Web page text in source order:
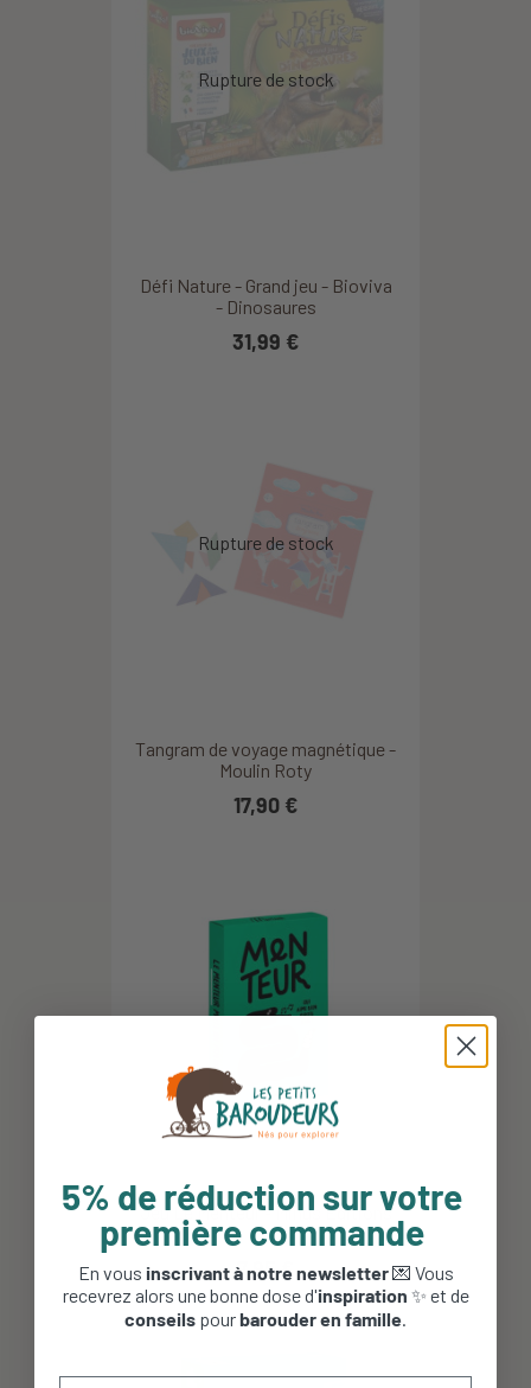
Défi Nature - Grand jeu - Bioviva
- Dinosaures
31,99 €
Tangram de voyage magnétique -
Moulin Roty
17,90 €
Jeu Le Menteur - Minus Éditions
7,95 €
5% de réduction sur votre
première commande
En vous inscrivant à notre newsletter💌 Vous
recevrez alors une bonne dose d'inspiration ✨ et de
conseils pourbarouder en famille.